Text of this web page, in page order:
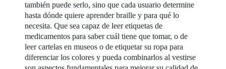
también puede serlo, sino que cada usuario determine
hasta dónde quiere aprender braille y para qué lo
necesita. Que sea capaz de leer etiquetas de
medicamentos para saber cuál tiene que tomar, o de
leer cartelas en museos o de etiquetar su ropa para
diferenciar los colores y pueda combinarlos al vestirse